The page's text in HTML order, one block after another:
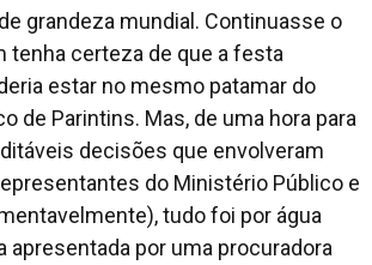
grandeza mundial. Continuasse o
tenha certeza de que a festa
estar no mesmo patamar do
de Parintins. Mas, de uma hora para
decisões que envolveram
do Ministério Público e
tudo foi por água
apresentada por uma procuradora